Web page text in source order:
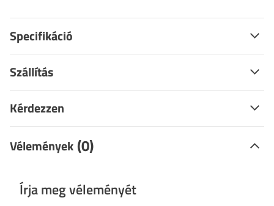
Specifikáció
Szállítás
Kérdezzen
Vélemények (0)
Írja meg véleményét